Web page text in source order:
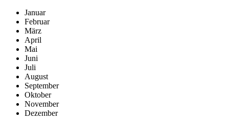
Januar
Februar
März
April
Mai
Juni
Juli
August
September
Oktober
November
Dezember